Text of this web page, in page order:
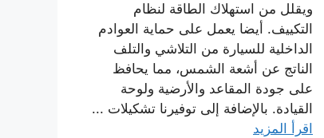
ويقلل من استهلاك الطاقة لنظام
التكييف. أيضا يعمل على حماية العوادم
الداخلية للسيارة من التلاشي والتلف
الناتج عن أشعة الشمس، مما يحافظ
على جودة المقاعد والأرضية ولوحة
القيادة. بالإضافة إلى توفيرنا تشكيلات ...
اقرأ المزيد